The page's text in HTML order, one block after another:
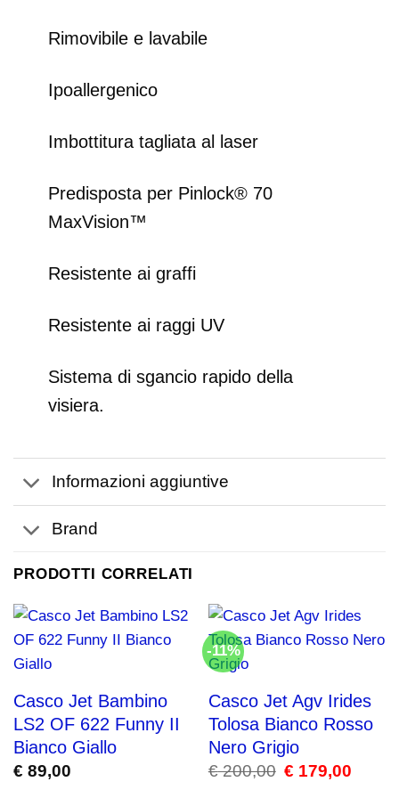
Rimovibile e lavabile
Ipoallergenico
Imbottitura tagliata al laser
Predisposta per Pinlock® 70
MaxVision™
Resistente ai graffi
Resistente ai raggi UV
Sistema di sgancio rapido della
visiera.
Informazioni aggiuntive
Brand
PRODOTTI CORRELATI
Casco Jet Bambino
LS2 OF 622 Funny II
Bianco Giallo
€ 89,00
-11%
Casco Jet Agv Irides
Tolosa Bianco Rosso
Nero Grigio
€200,00 Il
prezzo
€ 179,00